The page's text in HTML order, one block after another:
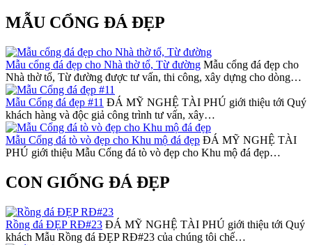
MẪU CỔNG ĐÁ ĐẸP
Mẫu cổng đá đẹp cho Nhà thờ tổ, Từ đường Mẫu cổng đá đẹp cho
Nhà thờ tổ, Từ đường được tư vấn, thi công, xây dựng cho dòng…
Mẫu Cổng đá đẹp #11 ĐÁ MỸ NGHỆ TÀI PHÚ giới thiệu tới Quý
khách hàng và độc giả công trình tư vấn, xây…
Mẫu Cổng đá tò vò đẹp cho Khu mộ đá đẹp ĐÁ MỸ NGHỆ TÀI
PHÚ giới thiệu Mẫu Cổng đá tò vò đẹp cho Khu mộ đá đẹp…
CON GIỐNG ĐÁ ĐẸP
Rồng đá ĐẸP RĐ#23 ĐÁ MỸ NGHỆ TÀI PHÚ giới thiệu tới Quý
khách Mẫu Rồng đá ĐẸP RĐ#23 của chúng tôi chế…